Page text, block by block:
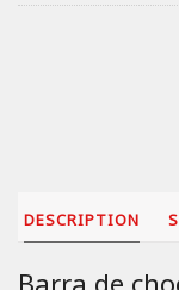
DESCRIPTION
Barra de